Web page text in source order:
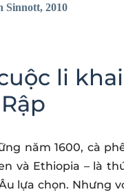
Sinnott, 2010
li
năm 1600, cà
và Ethiopia – là
lựa chọn. Nhưng